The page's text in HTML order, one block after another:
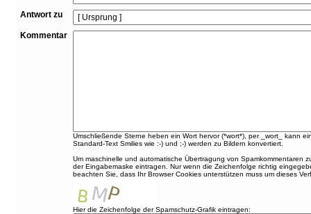
Antwort zu
Kommentar
Umschließende Sterne heben ein Wort hervor (*wort*), per _wort_ kann
Standard-Text Smilies wie :-) und ;-) werden zu Bildern konvertiert.
Um maschinelle und automatische Übertragung von Spamkommentaren
der Eingabemaske eintragen. Nur wenn die Zeichenfolge richtig
beachten Sie, dass Ihr Browser Cookies unterstützen muss um dieses
Hier die Zeichenfolge der Spamschutz-Grafik eintragen: